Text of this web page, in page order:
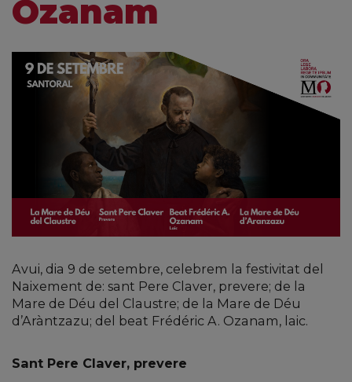
Ozanam
Avui, dia 9 de setembre, celebrem la festivitat del
Naixement de: sant Pere Claver, prevere; de la
Mare de Déu del Claustre; de la Mare de Déu
d’Aràntzazu; del beat Frédéric A. Ozanam, laic.
Sant Pere Claver, prevere